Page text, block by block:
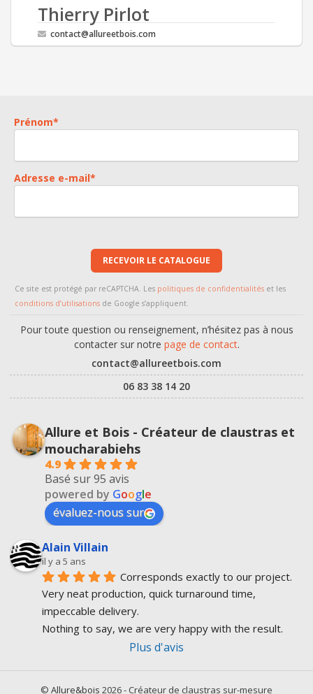
Thierry Pirlot
contact@allureetbois.com
Prénom*
Adresse e-mail*
RECEVOIR LE CATALOGUE
Ce site est protégé par reCAPTCHA. Les politiques de confidentialités et les
conditions d’utilisations de Google s’appliquent.
Pour toute question ou renseignement, n’hésitez pas à nous
contacter sur notre page de contact.
contact@allureetbois.com
06 83 38 14 20
Allure et Bois - Créateur de claustras et
moucharabiehs
4.9
Basé sur 95 avis
powered by Google
évaluez-nous sur
Alain Villain
il y a 5 ans
Corresponds exactly to our project.
Very neat production, quick turnaround time,
impeccable delivery.
Nothing to say, we are very happy with the result.
Plus d'avis
© Allure&bois 2026 - Créateur de claustras sur-mesure